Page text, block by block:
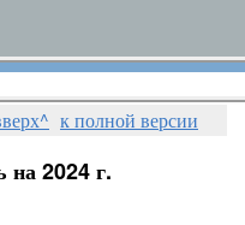
к полной версии
на 2024 г.